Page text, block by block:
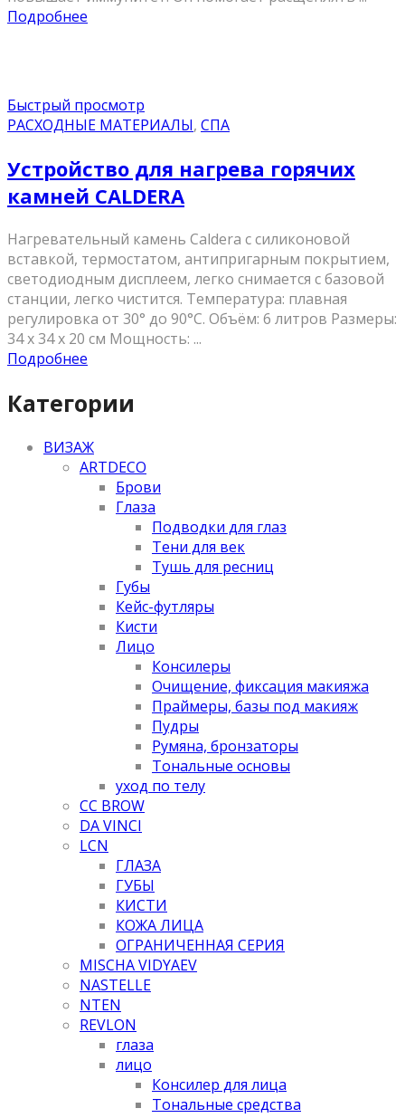
Подробнее
Быстрый просмотр
РАСХОДНЫЕ МАТЕРИАЛЫ, СПА
Устройство для нагрева горячих
камней CALDERA
Нагревательный камень Caldera с силиконовой
вставкой, термостатом, антипригарным покрытием,
светодиодным дисплеем, легко снимается с базовой
станции, легко чистится. Температура: плавная
регулировка от 30° до 90°C. Объём: 6 литров Размеры:
34 x 34 x 20 см Мощность: ...
Подробнее
Категории
ВИЗАЖ
ARTDECO
Брови
Глаза
Подводки для глаз
Тени для век
Тушь для ресниц
Губы
Кейс-футляры
Кисти
Лицо
Консилеры
Очищение, фиксация макияжа
Праймеры, базы под макияж
Пудры
Румяна, бронзаторы
Тональные основы
уход по телу
CC BROW
DA VINCI
LCN
ГЛАЗА
ГУБЫ
КИСТИ
КОЖА ЛИЦА
ОГРАНИЧЕННАЯ СЕРИЯ
MISCHA VIDYAEV
NASTELLE
NTEN
REVLON
глаза
лицо
Консилер для лица
Тональные средства